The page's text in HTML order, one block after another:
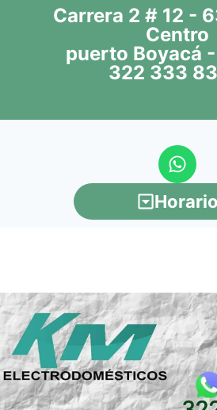
Carrera 2 # 12 -
Centro
puerto Boyacá
322 333
Horario